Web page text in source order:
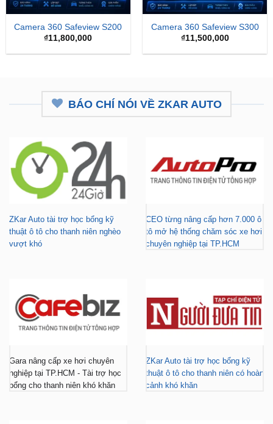
Camera 360 Safeview S200
₫11,800,000
Camera 360 Safeview S300
₫11,500,000
BÁO CHÍ NÓI VỀ ZKAR AUTO
ZKar Auto tài trợ học bổng kỹ
thuật ô tô cho thanh niên nghèo
vượt khó
CEO từng nâng cấp hơn 7.000 ô
tô mở hệ thống chăm sóc xe hơi
chuyên nghiệp tại TP.HCM
Gara nâng cấp xe hơi chuyên
nghiệp tại TP.HCM - Tài trợ học
bổng cho thanh niên khó khăn
ZKar Auto tài trợ học bổng kỹ
thuật ô tô cho thanh niên có hoàn
cảnh khó khăn